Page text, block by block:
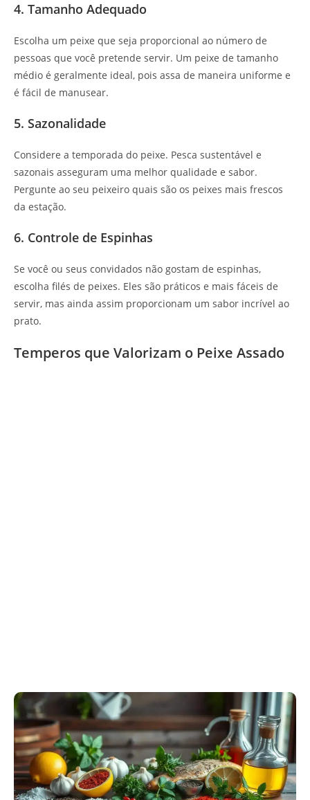
4. Tamanho Adequado
Escolha um peixe que seja proporcional ao número de
pessoas que você pretende servir. Um peixe de tamanho
médio é geralmente ideal, pois assa de maneira uniforme e
é fácil de manusear.
5. Sazonalidade
Considere a temporada do peixe. Pesca sustentável e
sazonais asseguram uma melhor qualidade e sabor.
Pergunte ao seu peixeiro quais são os peixes mais frescos
da estação.
6. Controle de Espinhas
Se você ou seus convidados não gostam de espinhas,
escolha filés de peixes. Eles são práticos e mais fáceis de
servir, mas ainda assim proporcionam um sabor incrível ao
prato.
Temperos que Valorizam o Peixe Assado